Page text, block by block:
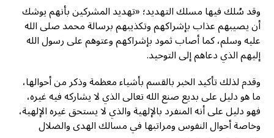
وقد سُلك فيها مسلك التهديد؛ «تهديد المشركين بأنهم يوشك
أن يصيبهم عذاب بإشراكهم وتكذيبهم برسالة محمد صلى الله
عليه وسلم، كما أصاب ثمود بإشراكهم وعتوهم على رسول الله
إليهم الذي دعاهم إلى التوحيد.
وقدم لذلك تأكيد الخبر بالقسم بأشياء معظمة وذكر من أحوالها،
ما هو دليل على بديع صنع الله تعالى الذي لا يشاركه فيه غيره،
فهو دليل على أنه المنفرد بالإلهية والذي لا يستحق غيره الإلهية،
وخاصة أحوال النفوس ومراتبها في مسالك الهدى والضلال